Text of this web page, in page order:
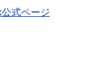
式ページ